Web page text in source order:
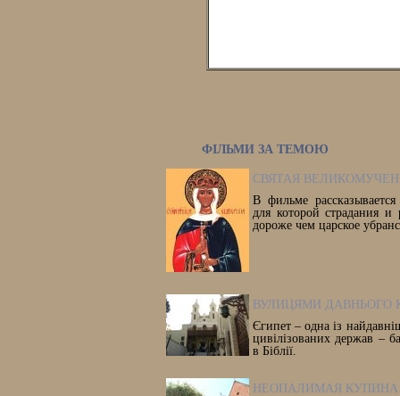
ФІЛЬМИ ЗА ТЕМОЮ
СВЯТАЯ
В фильме
для которой страдания
дороже чем царское
ВУЛИЦЯМИ ДАВНЬОГО
Єгипет – одна із
цивілізованих держав –
в Біблії.
НЕОПАЛИМАЯ КУПИНА